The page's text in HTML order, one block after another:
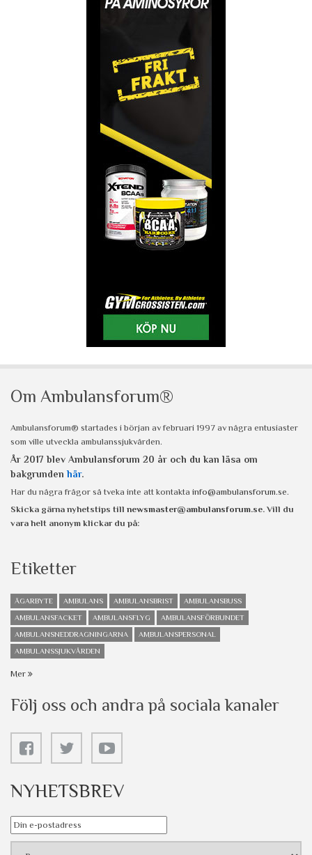
Om Ambulansforum®
Ambulansforum® startades i början av februari 1997 av några entusiaster
som ville utveckla ambulanssjukvården.
År 2017 blev Ambulansforum 20 år och du kan läsa om
bakgrunden här.
Har du några frågor så tveka inte att kontakta info@ambulansforum.se.
Skicka gärna nyhetstips till newsmaster@ambulansforum.se. Vill du
vara helt anonym klickar du på:
Etiketter
ÄGARBYTE AMBULANS AMBULANSBRIST
AMBULANSBUSS
AMBULANSFACKET
AMBULANSFLYG
AMBULANSFÖRBUNDET
AMBULANSNEDDRAGNINGARNA
AMBULANSPERSONAL
AMBULANSSJUKVÅRDEN
Mer
Följ oss och andra på sociala kanaler
NYHETSBREV